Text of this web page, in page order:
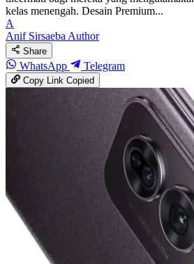
kelas menengah. Desain Premium...
A
Anif SirsaebaAuthor
Share
WhatsApp Telegram
Copy LinkCopied